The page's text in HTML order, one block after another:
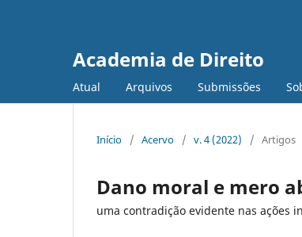
Academia de Direito
Atual Arquivos Submissões
Início / Acervo / v. 4 (2022) / Artigos
Dano moral e mero
uma contradição evidente nas ações